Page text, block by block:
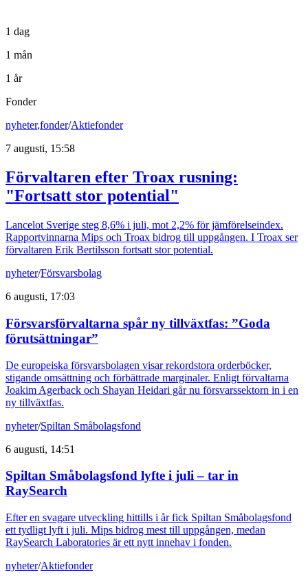
1 dag
1 mån
1 år
Fonder
nyheter,fonder/Aktiefonder
7 augusti, 15:58
Förvaltaren efter Troax rusning:
"Fortsatt stor potential"
Lancelot Sverige steg 8,6% i juli, mot 2,2% för jämförelseindex.
Rapportvinnarna Mips och Troax bidrog till uppgången. I Troax ser
förvaltaren Erik Bertilsson fortsatt stor potential.
nyheter/Försvarsbolag
6 augusti, 17:03
Försvarsförvaltarna spår ny tillväxtfas: ”Goda
förutsättningar”
De europeiska försvarsbolagen visar rekordstora orderböcker,
stigande omsättning och förbättrade marginaler. Enligt förvaltarna
Joakim Agerback och Shayan Heidari går nu försvarssektorn in i en
ny tillväxtfas.
nyheter/Spiltan Småbolagsfond
6 augusti, 14:51
Spiltan Småbolagsfond lyfte i juli – tar in
RaySearch
Efter en svagare utveckling hittills i år fick Spiltan Småbolagsfond
ett tydligt lyft i juli. Mips bidrog mest till uppgången, medan
RaySearch Laboratories är ett nytt innehav i fonden.
nyheter/Aktiefonder